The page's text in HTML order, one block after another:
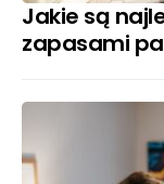
Jakie są
zapasami